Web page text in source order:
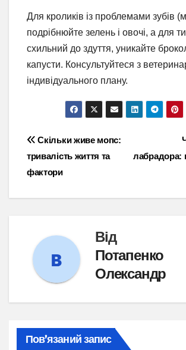
Для кроликів із проблемами зубів
подрібнюйте зелень і овочі, а для
схильний до здуття, уникайте
капусти. Консультуйтеся з
індивідуального плану.
Навігація
записів
лабрадора:
Скільки живе мопс:
тривалість життя та
фактори
Від
Потапенко
Олександр
Пов’язаний запис